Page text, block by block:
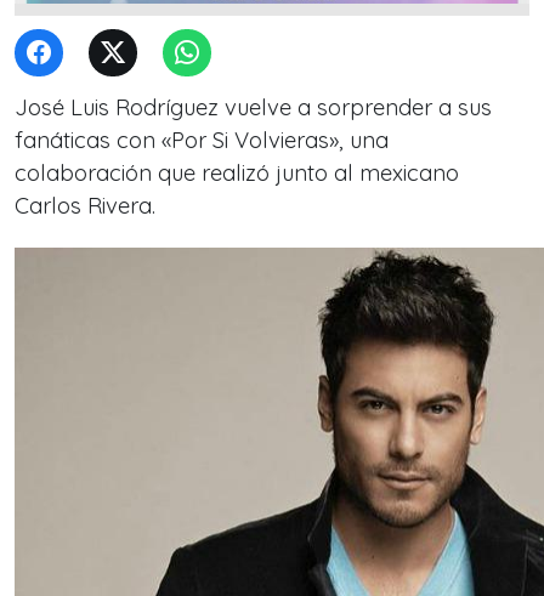
José Luis Rodríguez vuelve a sorprender a sus
fanáticas con «Por Si Volvieras», una
colaboración que realizó junto al mexicano
Carlos Rivera.